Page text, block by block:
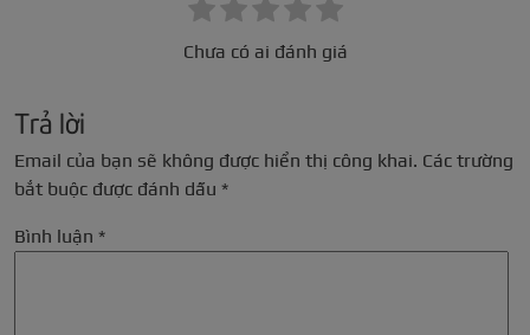
Chưa có ai đánh giá
Trả lời
Email của bạn sẽ không được hiển thị công khai. Các trường
bắt buộc được đánh dấu *
Bình luận *